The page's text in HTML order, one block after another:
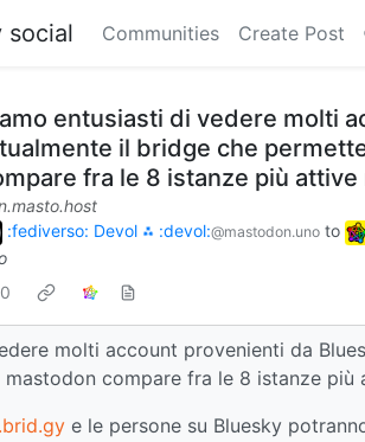
social Communities Create Post
entusiasti di vedere molti
il bridge che
fra le 8 istanze più attive
:fediverso: Devol ⁂ :devol:@mastodon.uno to
0
molti account provenienti da
compare fra le 8 istanze più
e le persone su Bluesky